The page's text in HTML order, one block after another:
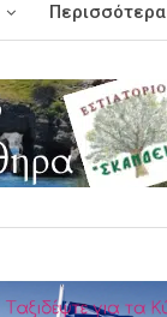
Περισσότερα